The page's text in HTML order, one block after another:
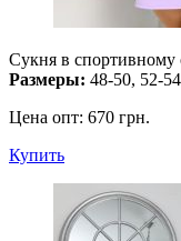
Сукня в спортивному
Размеры: 48-50, 52-
Цена опт: 670 грн.
Купить